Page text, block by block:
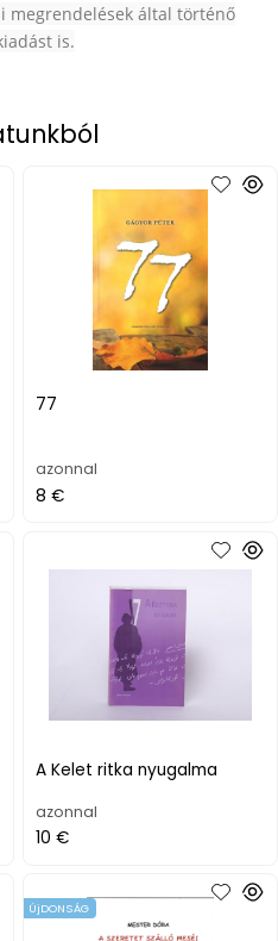
megrendelések által történő
is.
77
azonnal
8 €
A Kelet ritka nyugalma
azonnal
10 €
ÚjDONSÁG